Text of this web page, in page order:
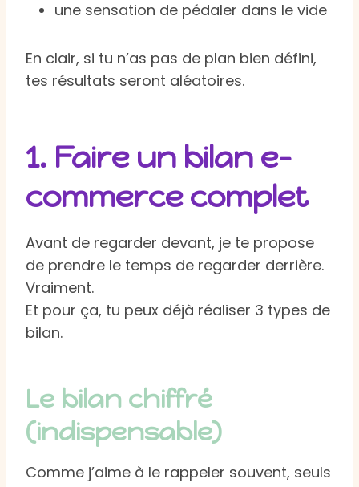
une sensation de pédaler dans le vide
En clair, si tu n’as pas de plan bien défini,
tes résultats seront aléatoires.
1. Faire un bilan e-
commerce complet
Avant de regarder devant, je te propose
de prendre le temps de regarder derrière.
Vraiment.
Et pour ça, tu peux déjà réaliser 3 types de
bilan.
Le bilan chiffré
(indispensable)
Comme j’aime à le rappeler souvent, seuls